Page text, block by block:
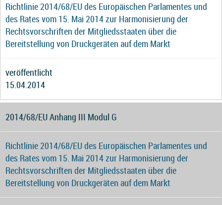
Richtlinie 2014/68/EU des Europäischen Parlamentes und
des Rates vom 15. Mai 2014 zur Harmonisierung der
Rechtsvorschriften der Mitgliedsstaaten über die
Bereitstellung von Druckgeräten auf dem Markt
veröffentlicht
15.04.2014
2014/68/EU Anhang III Modul G
Richtlinie 2014/68/EU des Europäischen Parlamentes und
des Rates vom 15. Mai 2014 zur Harmonisierung der
Rechtsvorschriften der Mitgliedsstaaten über die
Bereitstellung von Druckgeräten auf dem Markt